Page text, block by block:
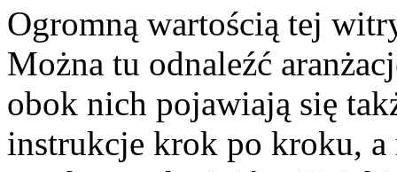
Ogromną wartością tej
Można tu odnaleźć
obok nich pojawiają się
instrukcje krok po kroku, a